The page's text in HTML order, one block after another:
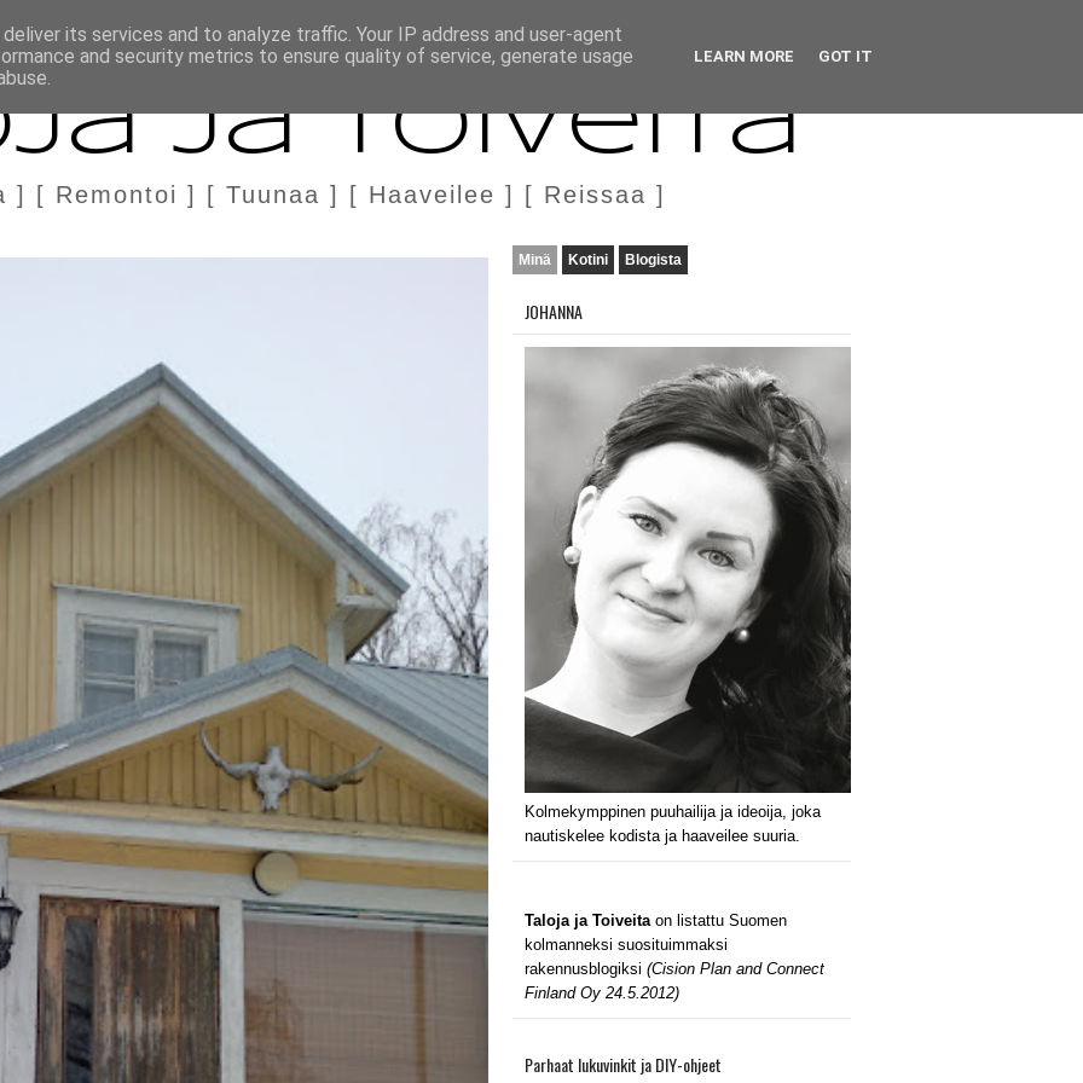
MARKKINOINTI & YHTEISTYÖ
ja Toiveita
] [ Remontoi ] [ Tuunaa ] [ Haaveilee ] [ Reissaa ]
Minä Kotini Blogista
JOHANNA
Kolmekymppinen puuhailija ja ideoija, joka
nautiskelee kodista ja haaveilee suuria.
Taloja ja Toiveitaon listattu Suomen
kolmanneksi suosituimmaksi
rakennusblogiksi (Cision Plan and Connect
Finland Oy 24.5.2012)
Parhaat lukuvinkit ja DIY-ohjeet
its services and to analyze traffic. Your IP address and user-agent
and security metrics to ensure quality of service, generate usage
LEARN MORE GOT IT